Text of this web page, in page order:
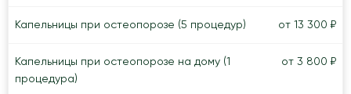
Капельницы при остеопорозе (5 процедур) от 13 300 ₽
Капельницы при остеопорозе на дому (1
процедура)
от 3 800 ₽